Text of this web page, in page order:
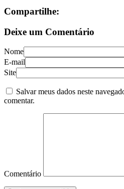
Compartilhe:
Deixe um Comentário
Nome
E-mail
Site
Salvar meus dados neste
comentar.
Comentário